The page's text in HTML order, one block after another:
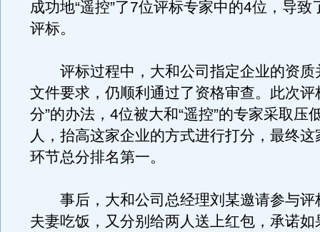
成功地“遥控”了7位评标专家中的4位，导致
评标。
评标过程中，大和公司指定企业的资质
文件要求，仍顺利通过了资格审查。此次评
分”的办法，4位被大和“遥控”的专家采取压
人，抬高这家企业的方式进行打分，最终
环节总分排名第一。
事后，大和公司总经理刘某邀请参与评
夫妻吃饭，又分别给两人送上红包，承诺如